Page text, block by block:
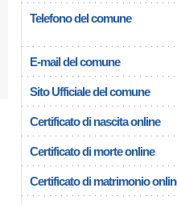
Telefono del comune
E-mail del comune
Sito Ufficiale del comune
Certificato di nascita online
Certificato di morte online
Certificato di matrimonio